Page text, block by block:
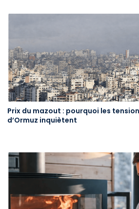
Prix du mazout : pourquoi les
d’Ormuz inquiètent